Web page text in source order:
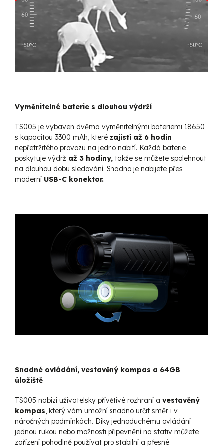
Vyměnitelné baterie s dlouhou výdrží
TS005 je vybaven dvěma vyměnitelnými bateriemi 18650
s kapacitou 3300 mAh, které zajistí až 6 hodin
nepřetržitého provozu na jedno nabití. Každá baterie
poskytuje výdrž až 3 hodiny, takže se můžete spolehnout
na dlouhou dobu sledování. Snadno je nabijete přes
moderní USB-C konektor.
Snadné ovládání, vestavěný kompas a 64GB
úložiště
TS005 nabízí uživatelsky přívětivé rozhraní a vestavěný
kompas , který vám umožní snadno určit směr i v
náročných podmínkách. Díky jednoduchému ovládání
jednou rukou nebo možnosti připevnění na stativ můžete
zařízení pohodlně používat pro stabilní a přesné